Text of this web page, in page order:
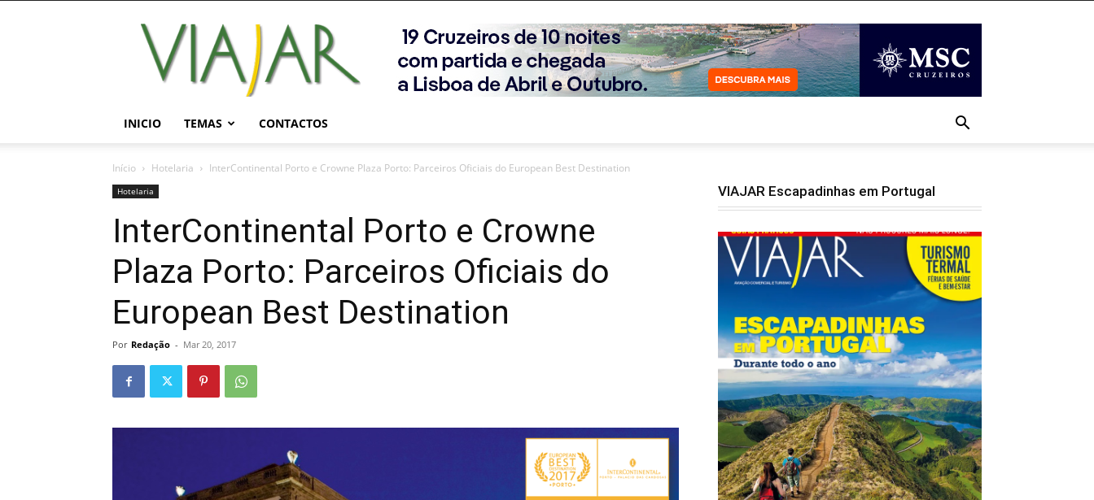
Viajar
Magazine
Online
INICIO TEMAS CONTACTOS
Início Hotelaria InterContinental Porto e Crowne Plaza Porto: Parceiros Oficiais do European Best Destination
Hotelaria
InterContinental Porto e Crowne
Plaza Porto: Parceiros Oficiais do
European Best Destination
Por Redação - Mar 20, 2017
VIAJAR Escapadinhas em Portugal